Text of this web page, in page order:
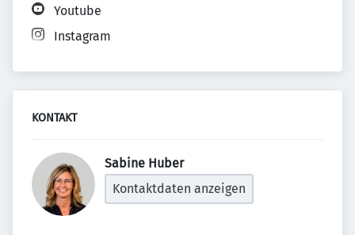
Youtube
Instagram
KONTAKT
Sabine Huber
Kontaktdaten anzeigen